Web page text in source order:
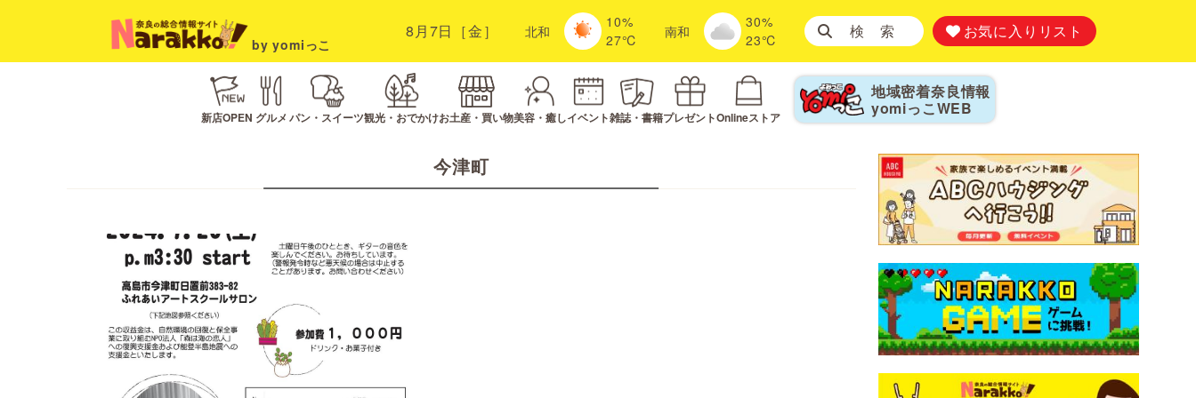
by yomiっこ
8月7日［金］ 北和
10%
27℃
南和
30%
23℃
検 索 お気に入りリスト
新店OPEN グルメ パン・スイーツ観光・おでかけお土産・買い物美容・癒しイベント雑誌・書籍プレゼントOnlineストア
地域密着奈良情報
yomiっこ WEB
今津町